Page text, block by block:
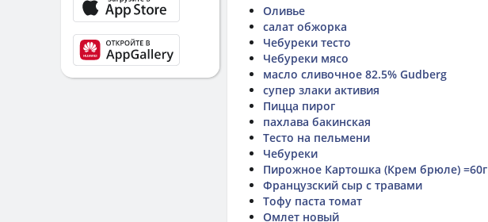
Оливье
салат обжорка
Чебуреки тесто
Чебуреки мясо
масло сливочное 82.5% Gudberg
супер злаки активия
Пицца пирог
пахлава бакинская
Тесто на пельмени
Чебуреки
Пирожное Картошка (Крем брюле) =60г
Французский сыр с травами
Тофу паста томат
Омлет новый